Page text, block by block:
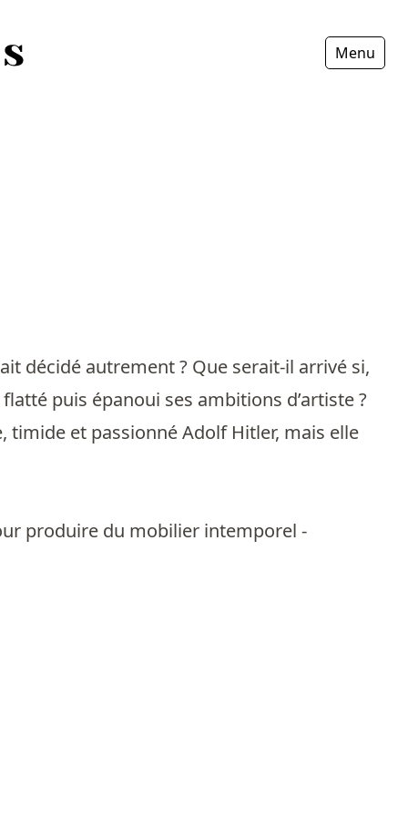
Menu
décidé autrement ? Que serait-il arrivé si,
puis épanoui ses ambitions d’artiste ?
timide et passionné Adolf Hitler, mais elle
produire du mobilier intemporel -